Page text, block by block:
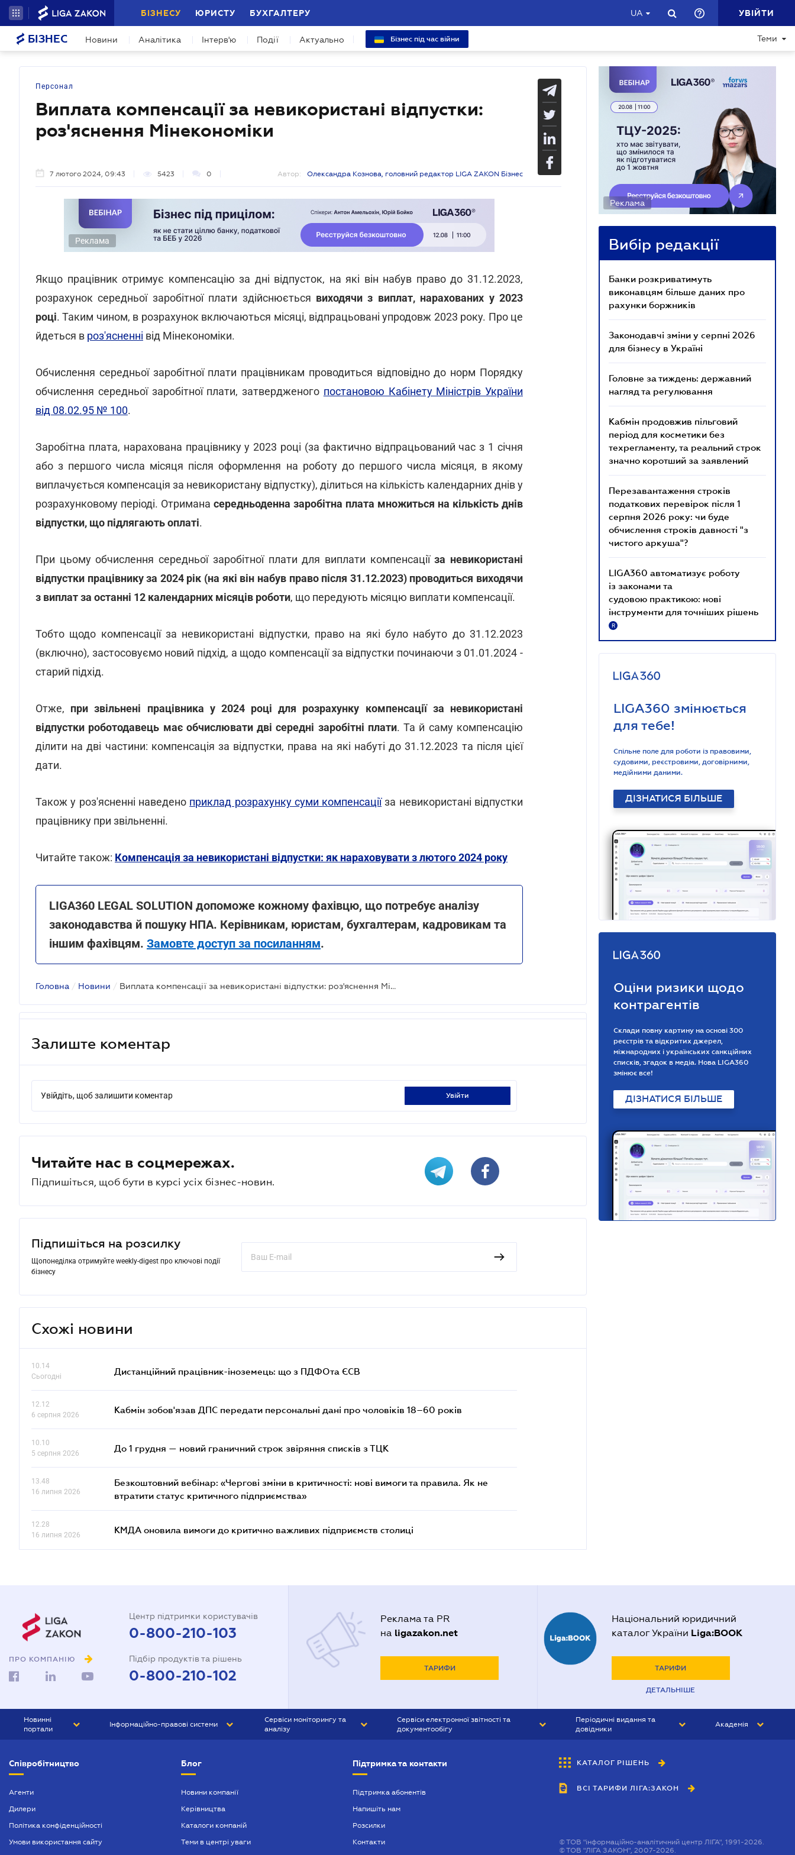
БІЗНЕСУ ЮРИСТУ БУХГАЛТЕРУ UA УВІЙТИ
БІЗНЕС Новини Аналітика Інтерв'ю Події Актуально Бізнес під час війни Теми
Персонал
Виплата компенсації за невикористані відпустки:
роз'яснення Мінекономіки
7 лютого 2024, 09:43 5423 0 Автор: Олександра Кознова, головний редактор LIGA ZAKON Бізнес
Реклама
Якщо працівник отримує компенсацію за дні відпусток, на які він набув право до 31.12.2023,
розрахунок середньої заробітної плати здійснюється виходячи з виплат, нарахованих у 2023
році. Таким чином, в розрахунок включаються місяці, відпрацьовані упродовж 2023 року. Про це
йдеться в роз'ясненні від Мінекономіки.
Обчислення середньої заробітної плати працівникам проводиться відповідно до норм Порядку
обчислення середньої заробітної плати, затвердженого постановою Кабінету Міністрів України
від 08.02.95 № 100.
Заробітна плата, нарахована працівнику у 2023 році (за фактично відпрацьований час з 1 січня
або з першого числа місяця після оформлення на роботу до першого числа місяця, в якому
виплачується компенсація за невикористану відпустку), ділиться на кількість календарних днів у
розрахунковому періоді. Отримана середньоденна заробітна плата множиться на кількість днів
відпустки, що підлягають оплаті.
При цьому обчислення середньої заробітної плати для виплати компенсаціїза невикористані
відпустки працівнику за 2024 рік (на які він набув право після 31.12.2023) проводиться виходячи
з виплат за останні 12 календарних місяців роботи, що передують місяцю виплати компенсації.
Тобто щодо компенсації за невикористані відпустки, право на які було набуто до 31.12.2023
(включно), застосовуємо новий підхід, а щодо компенсації за відпустки починаючи з 01.01.2024 -
старий підхід.
Отже, при звільнені працівника у 2024 році для розрахунку компенсації за невикористані
відпустки роботодавець має обчислювати дві середні заробітні плати. Та й саму компенсацію
ділити на дві частини: компенсація за відпустки, права на які набуті до 31.12.2023 та після цієї
дати.
Також у роз'ясненні наведено приклад розрахунку суми компенсаціїза невикористані відпустки
працівнику при звільненні.
Читайте також: Компенсація за невикористані відпустки: як нараховувати з лютого 2024 року
LIGA360 LEGAL SOLUTION допоможе кожному фахівцю, що потребує аналізу
законодавства й пошуку НПА. Керівникам, юристам, бухгалтерам, кадровикам та
іншим фахівцям. Замовте доступ за посиланням.
Головна / Новини / Виплата компенсації за невикористані відпустки: роз'яснення Мінекономіки
Залиште коментар
Увійдіть, щоб залишити коментар увійти
Читайте нас в соцмережах.
Підпишіться, щоб бути в курсі усіх бізнес-новин.
Підпишіться на розсилку
Щопонеділка отримуйте weekly-digest про ключові події
бізнесу
Схожі новини
10.14
Сьогодні
Дистанційний працівник-іноземець: що з ПДФОта ЄСВ
12.12
6 серпня 2026
Кабмін зобов'язав ДПС передати персональні дані про чоловіків 18–60 років
10.10
5 серпня 2026
До 1 грудня — новий граничний строк звіряння списків з ТЦК
13.48
16 липня 2026
Безкоштовний вебінар: «Чергові зміни в критичності: нові вимоги та правила. Як не
втратити статус критичного підприємства»
12.28
16 липня 2026
КМДА оновила вимоги до критично важливих підприємств столиці
Реклама
Вибір редакції
Банки розкриватимуть
виконавцям більше даних про
рахунки боржників
Законодавчі зміни у серпні 2026
для бізнесу в Україні
Головне за тиждень: державний
нагляд та регулювання
Кабмін продовжив пільговий
період для косметики без
техрегламенту, та реальний строк
значно коротший за заявлений
Перезавантаження строків
податкових перевірок після 1
серпня 2026 року: чи буде
обчислення строків давності "з
чистого аркуша"?
LIGA360 автоматизує роботу
із законами та
судовою практикою: нові
інструменти для точніших рішень
R
LIGA360 змінюється
для тебе!
Спільне поле для роботи із правовими,
судовими, реєстровими, договірними,
медійними даними.
ДІЗНАТИСЯ БІЛЬШЕ
Оціни ризики щодо
контрагентів
Склади повну картину на основі 300
реєстрів та відкритих джерел,
міжнародних і українських санкційних
списків, згадок в медіа. Нова LIGA360
змінює все!
ДІЗНАТИСЯ БІЛЬШЕ
ПРО КОМПАНІЮ
Центр підтримки користувачів
0-800-210-103
Підбір продуктів та рішень
0-800-210-102
Реклама та PR
на ligazakon.net
ТАРИФИ
Національний юридичний
каталог України Liga:BOOK
ТАРИФИ
ДЕТАЛЬНІШЕ
Новинні
портали
БІЗНЕС
Інформаційно-правові системи
БУХГАЛТЕР ПРОФ
Сервіси моніторингу та
аналізу
Сервіси електронної звітності та
документообігу
Періодичні видання та
довідники
БУХГАЛТЕР&ЗАКОН
ВІСНИК МСФЗ
Академія
Співробітництво
Агенти
Дилери
Політика конфіденційності
Умови використання сайту
Блог
Новини компанії
Керівництва
Каталоги компаній
Теми в центрі уваги
Підтримка та контакти
Підтримка абонентів
Напишіть нам
Розсилки
Контакти
КАТАЛОГ РІШЕНЬ
ВСІ ТАРИФИ ЛІГА:ЗАКОН
©ТОВ "інформаційно-аналітичний центр ЛІГА", 1991-2026.
©ТОВ "ЛІГА ЗАКОН", 2007-2026.